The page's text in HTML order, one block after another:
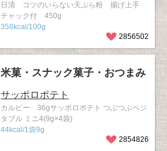
日清 コツのいらない天ぷら粉 揚げ上手
チャック付 450g
358kcal/100g
2856502
米菓・スナック菓子・おつまみ
サッポロポテト
カルビー 36gサッポロポテト つぶつぶベジ
タブル ミニ4(9g×4袋)
44kcal/1袋9g
2854826